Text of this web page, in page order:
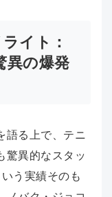
イト：
異の爆発
語る上で、テニ
驚異的なスタッ
う実績そのも